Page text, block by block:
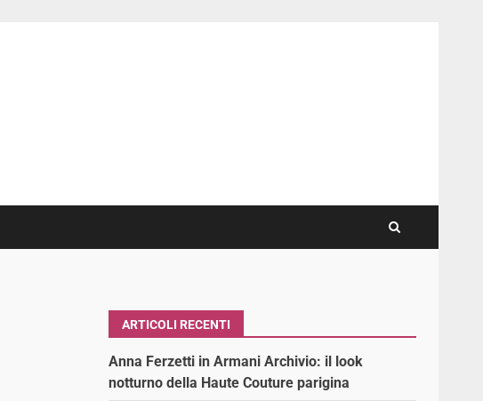
ARTICOLI RECENTI
Anna Ferzetti in Armani Archivio: il look
notturno della Haute Couture parigina